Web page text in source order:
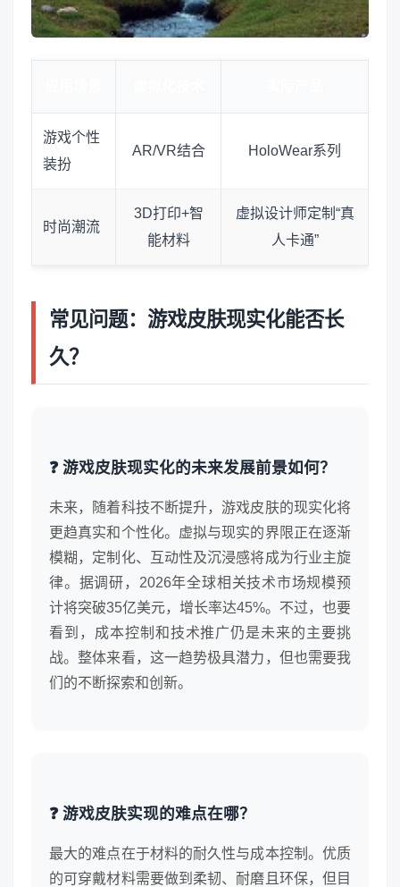
游戏个性
装扮
AR/VR结合 HoloWear系列
时尚潮流
3D打印+智
能材料
虚拟设计师定制“真
人卡通”
常见问题：游戏皮肤现实化能否长
久？
❓ 游戏皮肤现实化的未来发展前景如何？
未来，随着科技不断提升，游戏皮肤的现实化将
更趋真实和个性化。虚拟与现实的界限正在逐渐
模糊，定制化、互动性及沉浸感将成为行业主旋
律。据调研，2026年全球相关技术市场规模预
计将突破35亿美元，增长率达45%。不过，也要
看到，成本控制和技术推广仍是未来的主要挑
战。整体来看，这一趋势极具潜力，但也需要我
们的不断探索和创新。
❓ 游戏皮肤实现的难点在哪？
最大的难点在于材料的耐久性与成本控制。优质
的可穿戴材料需要做到柔韧、耐磨且环保，但目